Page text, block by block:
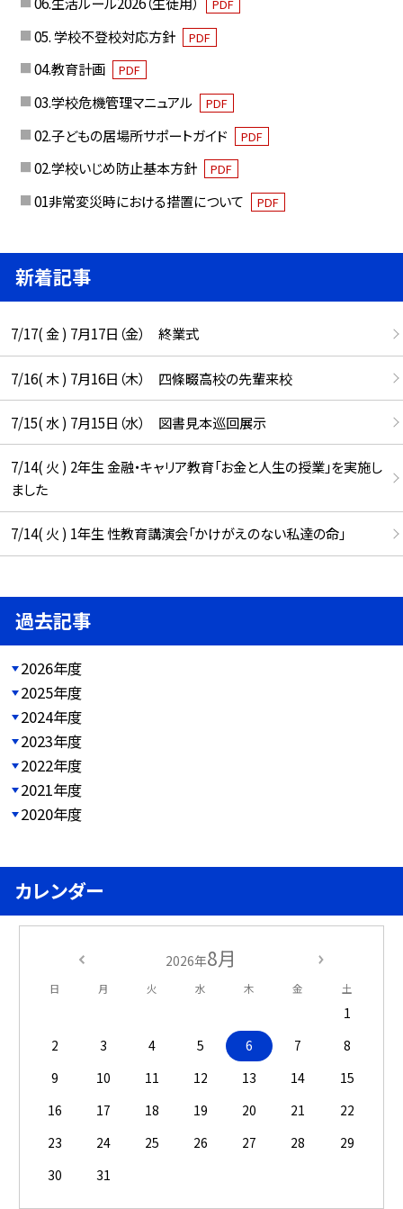
PDF
05. 学校不登校対応方針 PDF
04.教育計画 PDF
03.学校危機管理マニュアル PDF
02.子どもの居場所サポートガイド PDF
02.学校いじめ防止基本方針 PDF
01非常変災時における措置について PDF
新着記事
7/17( 金 ) 7月17日（金） 終業式
7/16( 木 ) 7月16日（木） 四條畷高校の先輩来校
7/15( 水 ) 7月15日（水） 図書見本巡回展示
7/14( 火 ) 2年生 金融・キャリア教育「お金と人生の授業」を実施し
ました
7/14( 火 ) 1年生 性教育講演会「かけがえのない私達の命」
過去記事
2026年度
2025年度
2024年度
2023年度
2022年度
2021年度
2020年度
カレンダー
2026年8月
日 月 火 水 木 金 土
1
2
3 4 5 6 7
8
9
10 11 12 13 14
15
16
17 18 19 20 21
22
23
24 25 26 27 28
29
30
31